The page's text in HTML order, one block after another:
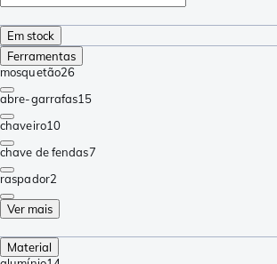
Em stock
Ferramentas
mosquetão26
abre-garrafas15
chaveiro10
chave de fendas7
raspador2
Ver mais
Material